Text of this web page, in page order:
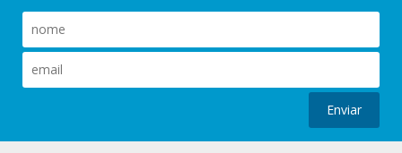
Enviar